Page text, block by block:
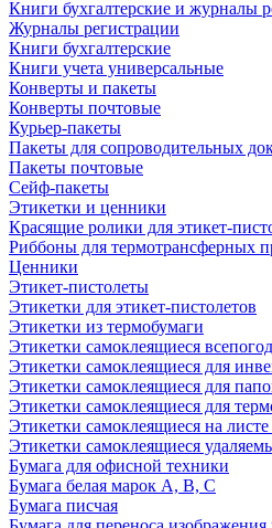
Книги бухгалтерские и журналы
Журналы регистрации
Книги бухгалтерские
Книги учета универсальные
Конверты и пакеты
Конверты почтовые
Курьер-пакеты
Пакеты для сопроводительных
Пакеты почтовые
Сейф-пакеты
Этикетки и ценники
Красящие ролики для этикет-
Риббоны для термотрансферных
Ценники
Этикет-пистолеты
Этикетки для этикет-пистолетов
Этикетки из термобумаги
Этикетки самоклеящиеся
Этикетки самоклеящиеся для
Этикетки самоклеящиеся для
Этикетки самоклеящиеся для
Этикетки самоклеящиеся на
Этикетки самоклеящиеся
Бумага для офисной техники
Бумага белая марок А, В, С
Бумага писчая